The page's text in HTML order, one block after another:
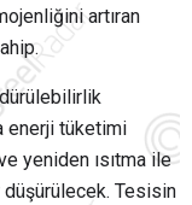
artıran
enerji tüketimi
yeniden ısıtma ile
düşürülecek. Tesisin